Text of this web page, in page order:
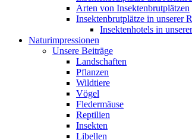
Arten von Insektenbrutplätzen
Insektenbrutplätze in unserer
Insektenhotels in
Naturimpressionen
Unsere Beiträge
Landschaften
Pflanzen
Wildtiere
Vögel
Fledermäuse
Reptilien
Insekten
Libellen